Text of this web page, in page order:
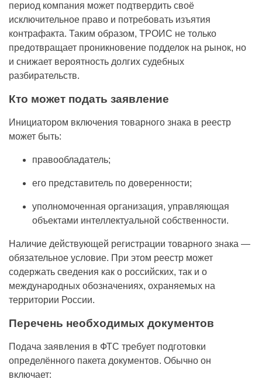
период компания может подтвердить своё
исключительное право и потребовать изъятия
контрафакта. Таким образом, ТРОИС не только
предотвращает проникновение подделок на рынок, но
и снижает вероятность долгих судебных
разбирательств.
Кто может подать заявление
Инициатором включения товарного знака в реестр
может быть:
правообладатель;
его представитель по доверенности;
уполномоченная организация, управляющая
объектами интеллектуальной собственности.
Наличие действующей регистрации товарного знака —
обязательное условие. При этом реестр может
содержать сведения как о российских, так и о
международных обозначениях, охраняемых на
территории России.
Перечень необходимых документов
Подача заявления в ФТС требует подготовки
определённого пакета документов. Обычно он
включает: